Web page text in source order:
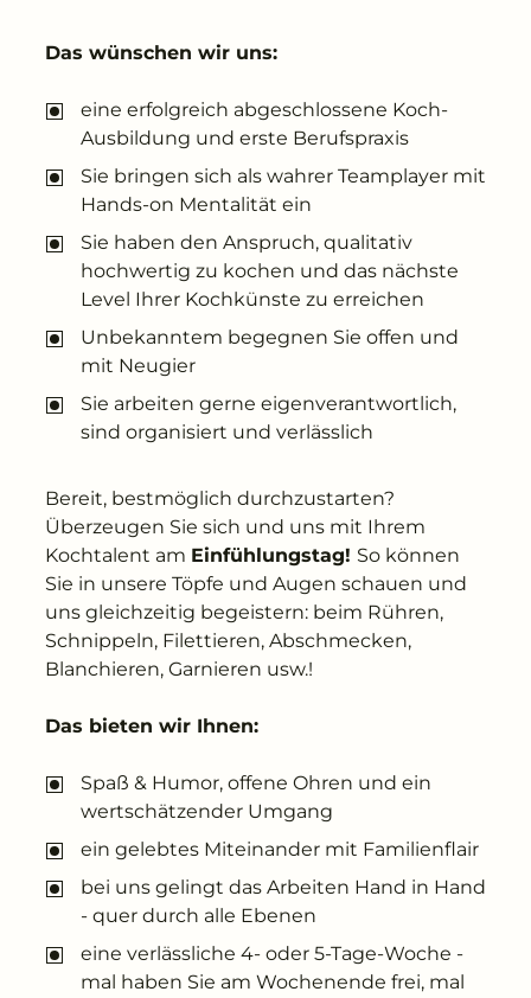
Das wünschen wir uns:
eine erfolgreich abgeschlossene Koch-
Ausbildung und erste Berufspraxis
Sie bringen sich als wahrer Teamplayer mit
Hands-on Mentalität ein
Sie haben den Anspruch, qualitativ
hochwertig zu kochen und das nächste
Level Ihrer Kochkünste zu erreichen
Unbekanntem begegnen Sie offen und
mit Neugier
Sie arbeiten gerne eigenverantwortlich,
sind organisiert und verlässlich
Bereit, bestmöglich durchzustarten?
Überzeugen Sie sich und uns mit Ihrem
Kochtalent am Einfühlungstag! So können
Sie in unsere Töpfe und Augen schauen und
uns gleichzeitig begeistern: beim Rühren,
Schnippeln, Filettieren, Abschmecken,
Blanchieren, Garnieren usw.!
Das bieten wir Ihnen:
Spaß & Humor, offene Ohren und ein
wertschätzender Umgang
ein gelebtes Miteinander mit Familienflair
bei uns gelingt das Arbeiten Hand in Hand
- quer durch alle Ebenen
eine verlässliche 4- oder 5-Tage-Woche -
mal haben Sie am Wochenende frei, mal